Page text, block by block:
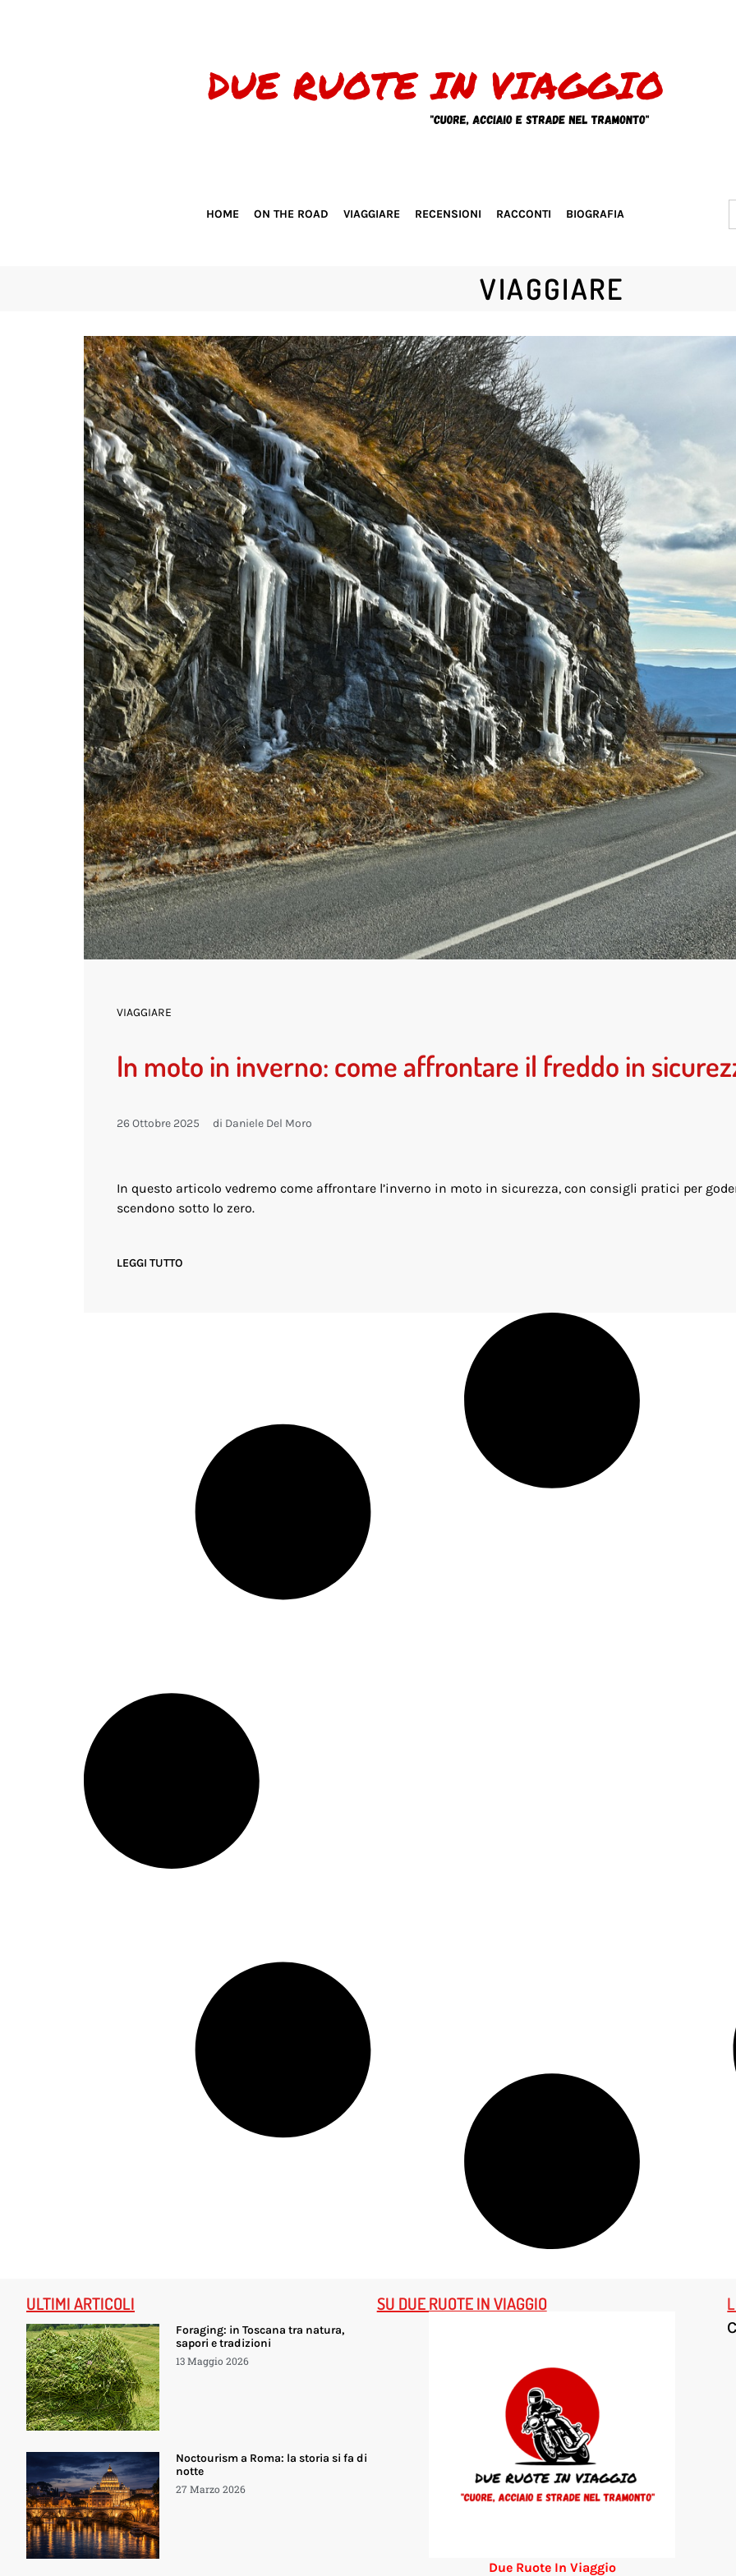
HOME ON THE ROAD VIAGGIARE RECENSIONI RACCONTI BIOGRAFIA
VIAGGIARE
VIAGGIARE
In moto in inverno: come affrontare il freddo in
26 Ottobre 2025 di Daniele Del Moro
In questo articolo vedremo come affrontare l’inverno in moto in sicurezza, con consigli pratici per
scendono sotto lo zero.
LEGGI TUTTO
ULTIMI ARTICOLI
Foraging: in Toscana tra natura,
sapori e tradizioni
13 Maggio 2026
Noctourism a Roma: la storia si fa di
notte
27 Marzo 2026
SU DUE RUOTE IN VIAGGIO
Due Ruote In Viaggio